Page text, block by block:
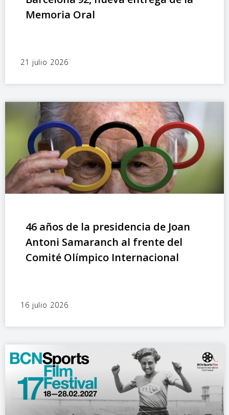
Memoria Oral
21 julio 2026
46 años de la presidencia de Joan
Antoni Samaranch al frente del
Comité Olímpico Internacional
16 julio 2026